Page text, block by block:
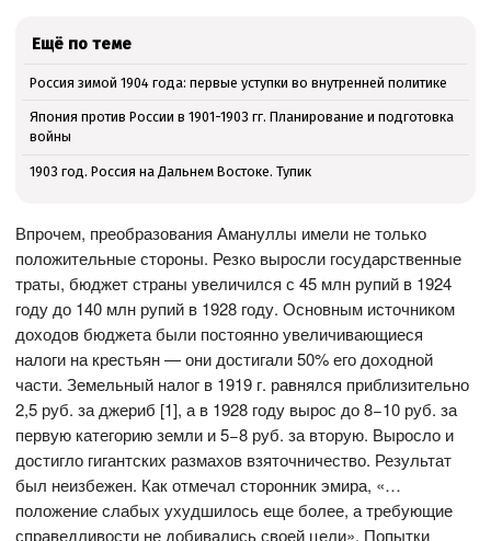
Ещё по теме
Россия зимой 1904 года: первые уступки во внутренней политике
Япония против России в 1901-1903 гг. Планирование и подготовка
войны
1903 год. Россия на Дальнем Востоке. Тупик
Впрочем, преобразования Амануллы имели не только
положительные стороны. Резко выросли государственные
траты, бюджет страны увеличился с 45 млн рупий в 1924
году до 140 млн рупий в 1928 году. Основным источником
доходов бюджета были постоянно увеличивающиеся
налоги на крестьян — они достигали 50% его доходной
части. Земельный налог в 1919 г. равнялся приблизительно
2,5 руб. за джериб [1], а в 1928 году вырос до 8−10 руб. за
первую категорию земли и 5−8 руб. за вторую. Выросло и
достигло гигантских размахов взяточничество. Результат
был неизбежен. Как отмечал сторонник эмира, «…
положение слабых ухудшилось еще более, а требующие
справедливости не добивались своей цели». Попытки